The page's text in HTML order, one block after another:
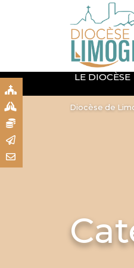
LE DIOCÈSE
Diocèse de